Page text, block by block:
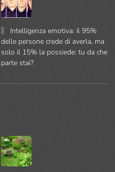
Intelligenza emotiva: il 95%
delle persone crede di averla, ma
solo il 15% la possiede: tu da che
parte stai?